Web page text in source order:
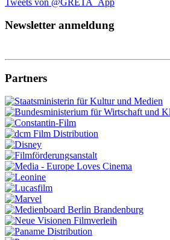
Newsletter anmeldung
Partners